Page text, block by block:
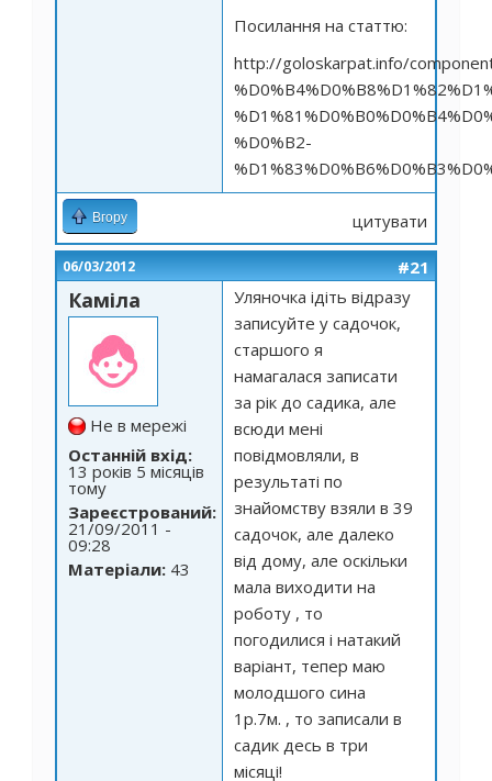
Посилання на статтю:
http://goloskarpat.info/
%D0%B2-
Вгору цитувати
06/03/2012 #21
Каміла
Не в мережі
Останній вхід:
13 років 5 місяців
тому
Зареєстрований:
21/09/2011 -
09:28
Матеріали: 43
Уляночка ідіть відразу
записуйте у садочок,
старшого я
намагалася записати
за рік до садика, але
всюди мені
повідмовляли, в
результаті по
знайомству взяли в 39
садочок, але далеко
від дому, але оскільки
мала виходити на
роботу , то
погодилися і натакий
варіант, тепер маю
молодшого сина
1р.7м. , то записали в
садик десь в три
місяці!